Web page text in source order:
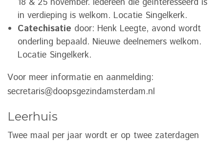
in verdieping is welkom. Locatie Singelkerk.
Catechisatie door: Henk Leegte, avond wordt
onderling bepaald. Nieuwe deelnemers welkom.
Locatie Singelkerk.
Voor meer informatie en aanmelding:
secretaris@doopsgezindamsterdam.nl
Leerhuis
Twee maal per jaar wordt er op twee zaterdagen